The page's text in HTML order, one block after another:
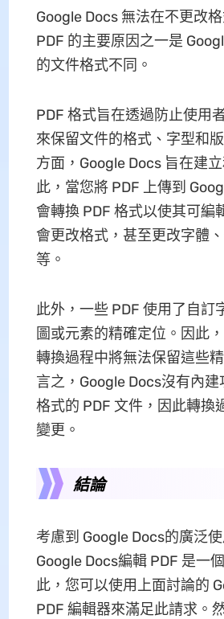
Google Docs 無法在不更改
PDF 的主要原因之一是
的文件格式不同。
PDF 格式旨在透過防止使用
來保留文件的格式、字型和
方面，Google Docs 旨在建
此，當您將 PDF 上傳到
會轉換 PDF 格式以使其可編
會更改格式，甚至更改字體
等。
此外，一些 PDF 使用了自訂
圖或元素的精確定位。因此
轉換過程中將無法保留這些
言之，Google Docs沒有內建
格式的 PDF 文件，因此轉換
變更。
結論
考慮到 Google Docs的廣泛
Google Docs編輯 PDF 是一
此，您可以使用上面討論的
PDF 編輯器來滿足此請求。